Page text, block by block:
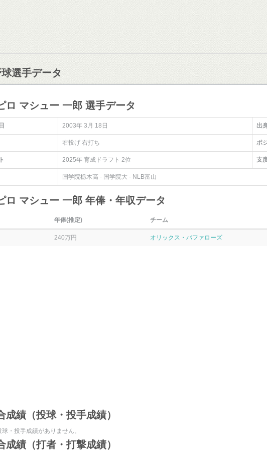
選手データ
ロ マシュー 一郎 選手データ
2003年 3月 18日 出
右投げ 右打ち ポ
2025年 育成ドラフト 2位 支
国学院栃木高 - 国学院大 - NLB富山
ロ マシュー 一郎 年俸・年収データ
年俸(推定) チーム
240万円 オリックス・バファローズ
成績（投球・投手成績）
・投手成績がありません。
成績（打者・打撃成績）